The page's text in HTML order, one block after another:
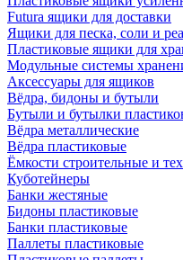
Futura ящики для доставки
Ящики для песка, соли и
Пластиковые ящики для
Модульные системы
Аксессуары для ящиков
Вёдра, бидоны и бутыли
Бутыли и бутылки
Вёдра металлические
Вёдра пластиковые
Ёмкости строительные и
Куботейнеры
Банки жестяные
Бидоны пластиковые
Банки пластиковые
Паллеты пластиковые